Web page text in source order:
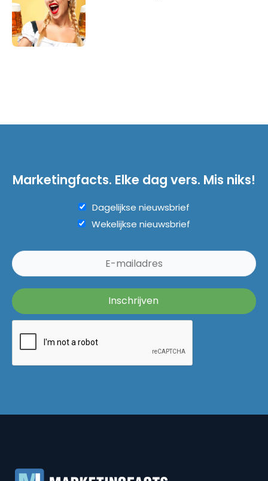
Marketingfacts. Elke dag vers. Mis niks!
Dagelijkse nieuwsbrief
Wekelijkse nieuwsbrief